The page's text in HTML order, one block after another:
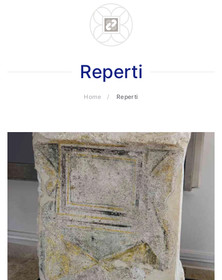
Skip to main content
Reperti
Home Reperti